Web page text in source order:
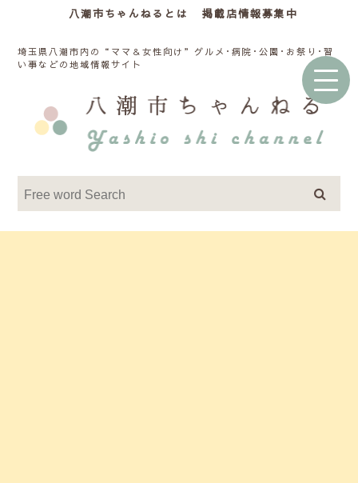
八潮市ちゃんねるとは 掲載店情報募集中
埼玉県八潮市内の“ママ＆女性向け”グルメ･病院･公園･お祭り･習
い事などの地域情報サイト